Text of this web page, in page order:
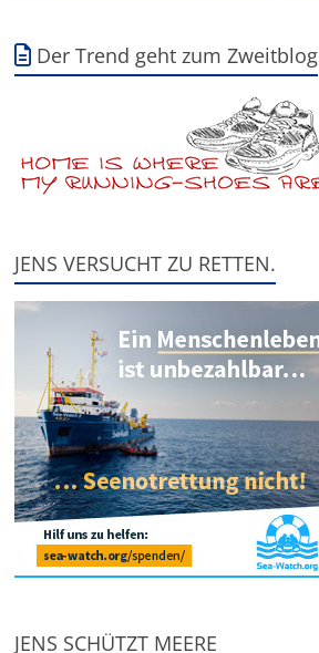
Der Trend geht zum Zweitblog
JENS VERSUCHT ZU RETTEN.
JENS SCHÜTZT MEERE